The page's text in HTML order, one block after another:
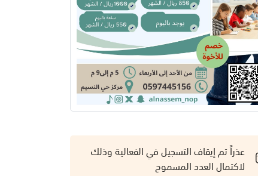
عذراً تم إيقاف التسجيل في الفعالية وذلك
لاكتمال العدد المسموح